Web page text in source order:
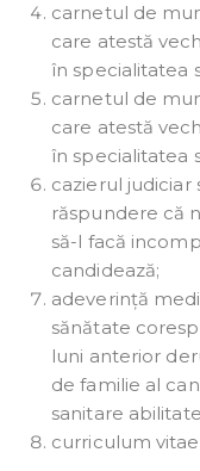
carnetul de
care atestă
în specialitatea
carnetul de
care atestă
în specialitatea
cazierul judiciar
răspundere că
să-l facă
candidează;
adeverință
sănătate
luni anterior
de familie al
sanitare
curriculum